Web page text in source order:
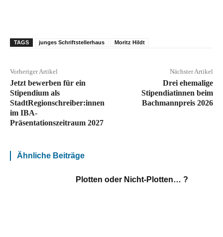
TAGS junges Schriftstellerhaus Moritz Hildt
Vorheriger Artikel
Jetzt bewerben für ein
Stipendium als
StadtRegionschreiber:innen
im IBA-
Präsentationszeitraum 2027
Nächster Artikel
Drei ehemalige
Stipendiatinnen beim
Bachmannpreis 2026
Ähnliche Beiträge
Plotten oder Nicht-Plotten… ?